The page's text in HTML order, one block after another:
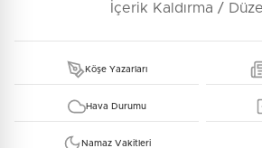
İçerik Kaldırma /
Köşe Yazarları
Hava Durumu
Namaz Vakitleri